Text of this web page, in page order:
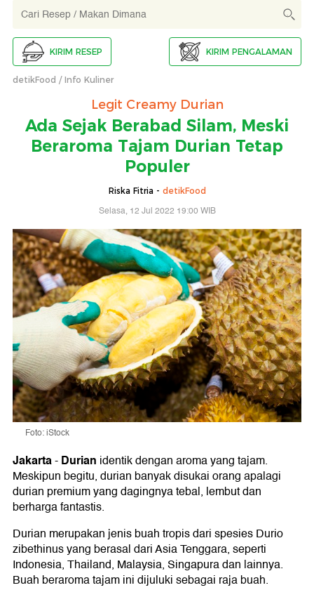
KIRIM RESEP KIRIM PENGALAMAN
detikFood Info Kuliner
Legit Creamy Durian
Ada Sejak Berabad Silam, Meski
Beraroma Tajam Durian Tetap
Populer
Riska Fitria - detikFood
Selasa, 12 Jul 2022 19:00 WIB
Foto: iStock
Jakarta-Durian identik dengan aroma yang tajam.
Meskipun begitu, durian banyak disukai orang apalagi
durian premium yang dagingnya tebal, lembut dan
berharga fantastis.
Durian merupakan jenis buah tropis dari spesies Durio
zibethinus yang berasal dari Asia Tenggara, seperti
Indonesia, Thailand, Malaysia, Singapura dan lainnya.
Buah beraroma tajam ini dijuluki sebagai raja buah.